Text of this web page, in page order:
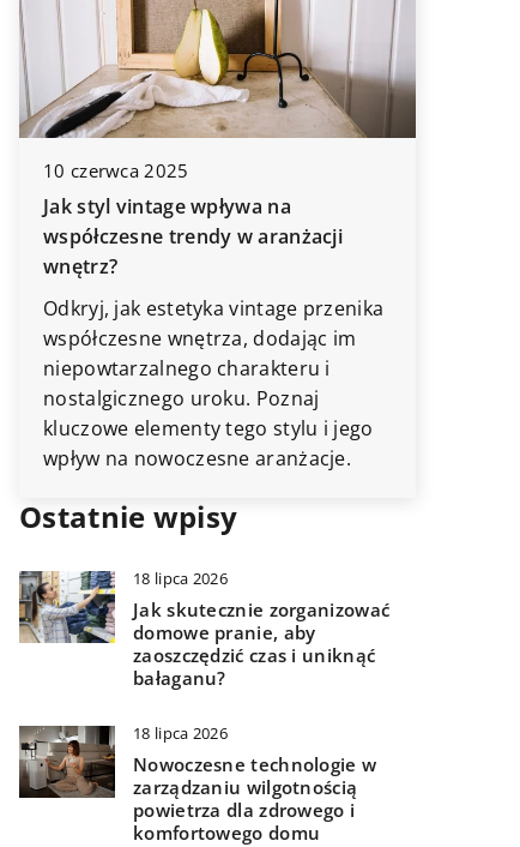
10 czerwca 2025
Jak styl vintage wpływa na
współczesne trendy w aranżacji
wnętrz?
Odkryj, jak estetyka vintage przenika
współczesne wnętrza, dodając im
niepowtarzalnego charakteru i
nostalgicznego uroku. Poznaj
kluczowe elementy tego stylu i jego
wpływ na nowoczesne aranżacje.
Ostatnie wpisy
18 lipca 2026
Jak skutecznie zorganizować
domowe pranie, aby
zaoszczędzić czas i uniknąć
bałaganu?
18 lipca 2026
Nowoczesne technologie w
zarządzaniu wilgotnością
powietrza dla zdrowego i
komfortowego domu